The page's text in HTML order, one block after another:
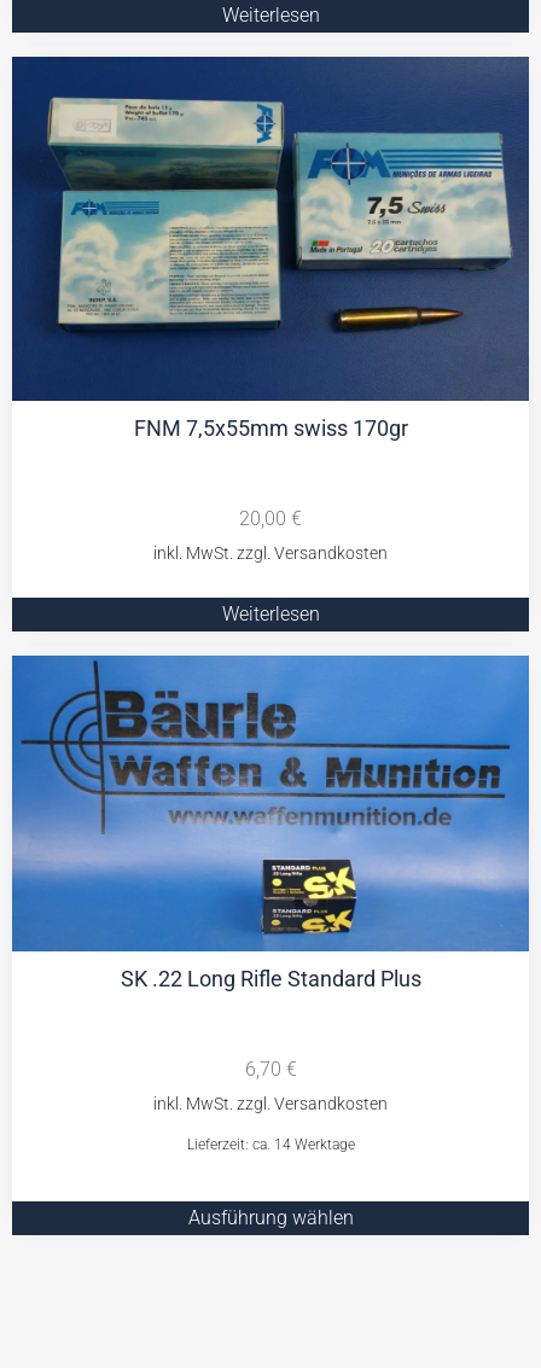
Weiterlesen
FNM 7,5x55mm swiss 170gr
20,00 €
Weiterlesen
SK .22 Long Rifle Standard Plus
6,70 €
Lieferzeit: ca. 14 Werktage
Ausführung wählen